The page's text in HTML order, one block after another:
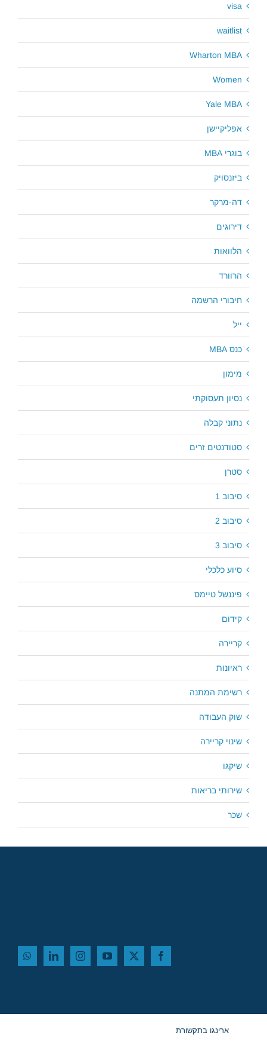
visa
waitlist
Wharton MBA
Women
Yale MBA
אפליקיישן
בוגרי MBA
ביזנסויק
דה-מרקר
דירוגים
הלוואות
הרוורד
חיבורי הרשמה
ייל
כנס MBA
מימון
נסיון תעסוקתי
נתוני קבלה
סטודנטים זרים
סטרן
סיבוב 1
סיבוב 2
סיבוב 3
סיוע כלכלי
פיננשל טיימס
קידום
קריירה
ראיונות
רשימת המתנה
שוק העבודה
שינוי קריירה
שיקגו
שירותי בריאות
שכר
ארינגו בתקשורת